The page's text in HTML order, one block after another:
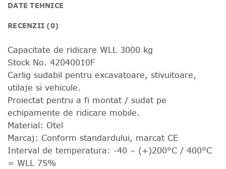
DATE TEHNICE
RECENZII (0)
Capacitate de ridicare WLL 3000 kg
Stock No. 42040010F
Carlig sudabil pentru excavatoare, stivuitoare,
utilaje si vehicule.
Proiectat pentru a fi montat / sudat pe
echipamente de ridicare mobile.
Material: Otel
Marcaj: Conform standardului, marcat CE
Interval de temperatura: -40 – (+)200°C / 400°C
= WLL 75%